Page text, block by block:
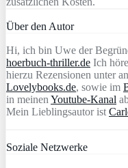
Über den Autor
Hi, ich bin Uwe der
hoerbuch-thriller.de Ich
hierzu Rezensionen unter
Lovelybooks.de, sowie im
in meinen Youtube-Kanal
Mein Lieblingsautor ist
Soziale Netzwerke